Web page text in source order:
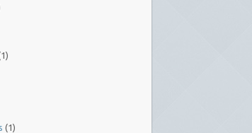
(1)